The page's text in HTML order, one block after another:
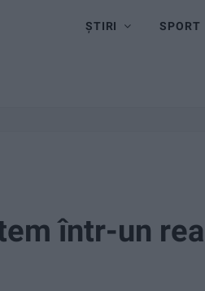
ȘTIRI SPORT
într-un